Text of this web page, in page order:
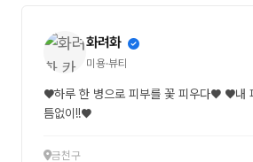
화려화
미용·뷰티
♥하루 한 병으로 피부를 꽃 피우다♥ ♥내 피부를 생기 있게 빈
틈없이!!♥
금천구